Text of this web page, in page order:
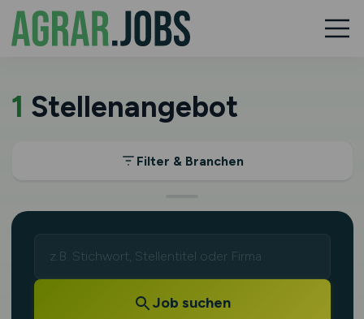
1 Stellenangebot
Filter & Branchen
Job suchen